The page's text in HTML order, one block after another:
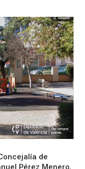
de
Pérez Menero,